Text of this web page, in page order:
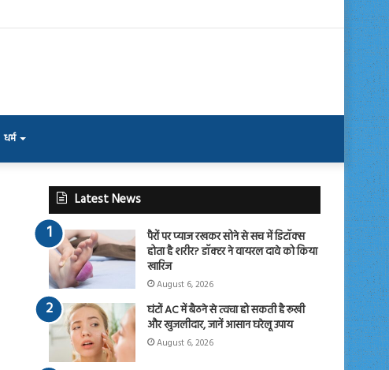
धर्म
Latest News
पैरों पर प्याज रखकर सोने से सच में डिटॉक्स
होता है शरीर? डॉक्टर ने वायरल दावे को किया
खारिज
August 6, 2026
घंटों AC में बैठने से त्वचा हो सकती है रूखी
और खुजलीदार, जानें आसान घरेलू उपाय
August 6, 2026